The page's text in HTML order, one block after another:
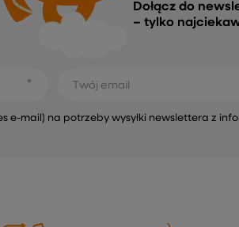
Dołącz do
– tylko
Twój email
mail) na potrzeby wysyłki newslettera z